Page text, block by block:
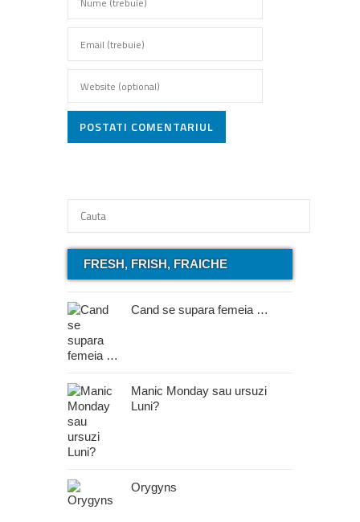
POSTATI COMENTARIUL
FRESH, FRISH, FRAICHE
Cand se supara femeia …
Manic Monday sau ursuzi
Luni?
Orygyns